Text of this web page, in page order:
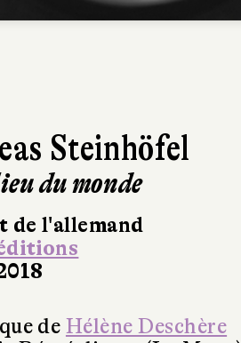
Steinhöfel
du monde
de l'allemand
de Hélène Deschère